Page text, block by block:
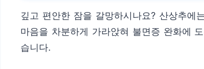
깊고 편안한 잠을 갈망하시나요? 산상추
마음을 차분하게 가라앉혀 불면증 완화에
습니다.